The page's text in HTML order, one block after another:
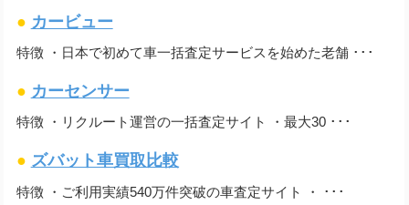
● カービュー
特徴 ・日本で初めて車一括査定サービスを始めた老舗 ･･･
● カーセンサー
特徴 ・リクルート運営の一括査定サイト ・最大30 ･･･
● ズバット車買取比較
特徴 ・ご利用実績540万件突破の車査定サイト ・ ･･･